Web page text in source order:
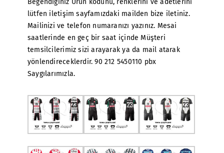
Beğendiğiniz Ürün kodunu, renklerini ve adetlerini
lütfen iletişim sayfamızdaki mailden bize iletiniz.
Mailinizi ve telefon numaranızı yazınız. Mesai
saatlerinde en geç bir saat içinde Müşteri
temsilcilerimiz sizi arayarak ya da mail atarak
yönlendireceklerdir. 90 212 5450110 pbx
Saygılarımızla.